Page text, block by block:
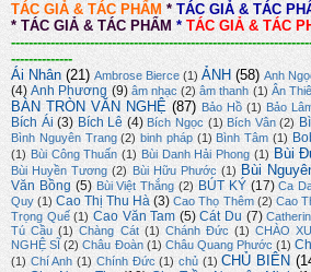
TÁC GIẢ & TÁC PHẨM * TÁC GIẢ & TÁC
* TÁC GIẢ & TÁC PHẨM *TÁC GIẢ & TÁC
--------------
Ái Nhân (21) Ambrose Bierce (1) ẢNH (58) Anh
(4) Anh Phương (9) âm nhạc (2) âm thanh (1) Ân
BÀN TRÒN VĂN NGHỆ (87) Bảo Hồ (1) Bảo
Bích Ái (3) Bích Lê (4) Bích Ngọc (1) Bích Vân (2)
Bình Nguyên Trang (2) binh pháp (1) Bình Tâm (1)
(1) Bùi Công Thuấn (1) Bùi Danh Hải Phong (1) Bùi
Bùi Huyền Tương (2) Bùi Hữu Phước (1) Bùi
Văn Bồng (5) Bùi Việt Thắng (2) BÚT KÝ (17) Ca
Quy (1) Cao Thị Thu Hà (3) Cao Thọ Thêm (2) Cao
Trọng Quế (1) Cao Văn Tam (5) Cát Du (7)
Tú Cầu (1) Chàng Cát (1) Chánh Đức (1) CHÀO
NGHỆ SĨ (2) Châu Đoàn (1) Châu Quang Phước (1)
(1) Chí Anh (1) Chính Đức (1) chủ (1) CHỦ BIÊN